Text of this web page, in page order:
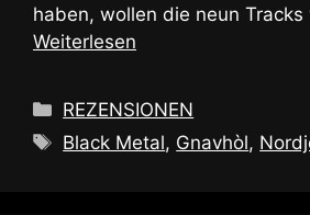
haben, wollen die neun
Weiterlesen
Kategorien
REZENSIONEN
Schlagwörter
Black Metal, Gnavhòl,